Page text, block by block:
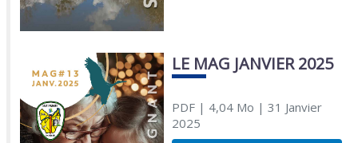
LE MAG JANVIER 2025
PDF| 4,04 Mo | 31 Janvier
2025